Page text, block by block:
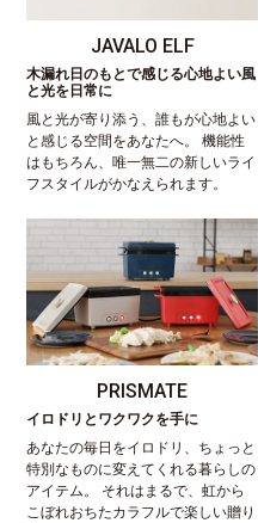
JAVALO ELF
木漏れ日のもとで感じる心地よい風
と光を日常に
風と光が寄り添う、誰もが心地よい
と感じる空間をあなたへ。 機能性
はもちろん、唯一無二の新しいライ
フスタイルがかなえられます。
PRISMATE
イロドリとワクワクを手に
あなたの毎日をイロドリ、ちょっと
特別なものに変えてくれる暮らしの
アイテム。 それはまるで、虹から
こぼれおちたカラフルで楽しい贈り